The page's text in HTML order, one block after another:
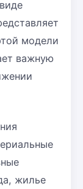
модели
важную
жилье